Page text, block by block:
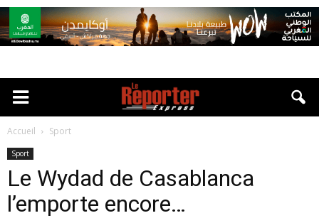
Accueil Sport
Sport
Le Wydad de Casablanca
l’emporte encore…